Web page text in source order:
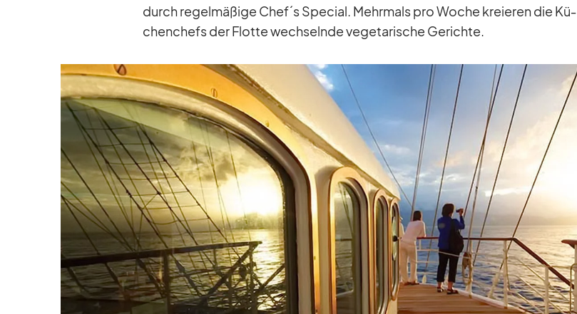
durch re­gel­mä­ßige Chef´s Spe­cial. Mehr­mals pro Wo­che kre­ieren die Kü­
chen­chefs der Flotte wech­selnde ve­ge­ta­ri­sche Ge­richte.